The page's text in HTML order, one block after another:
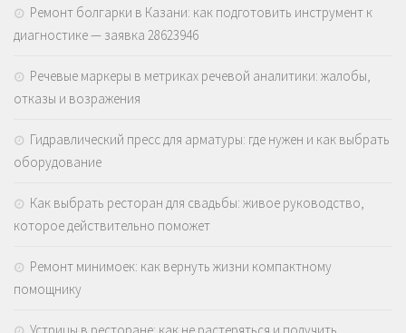
Ремонт болгарки в Казани: как подготовить инструмент к
диагностике — заявка 28623946
Речевые маркеры в метриках речевой аналитики: жалобы,
отказы и возражения
Гидравлический пресс для арматуры: где нужен и как выбрать
оборудование
Как выбрать ресторан для свадьбы: живое руководство,
которое действительно поможет
Ремонт минимоек: как вернуть жизни компактному
помощнику